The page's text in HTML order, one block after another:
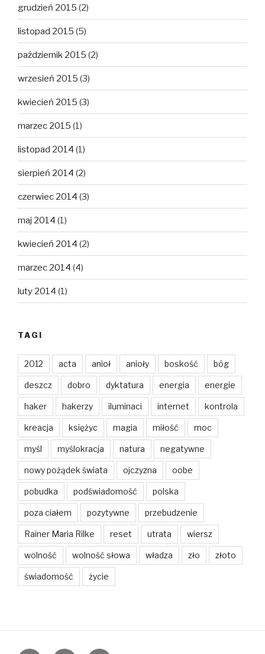
grudzień 2015 (2)
listopad 2015 (5)
październik 2015 (2)
wrzesień 2015 (3)
kwiecień 2015 (3)
marzec 2015 (1)
listopad 2014 (1)
sierpień 2014 (2)
czerwiec 2014 (3)
maj 2014 (1)
kwiecień 2014 (2)
marzec 2014 (4)
luty 2014 (1)
TAGI
2012 acta anioł anioły boskość bóg
deszcz dobro dyktatura energia energie
haker hakerzy iluminaci internet kontrola
kreacja księżyc magia miłość moc
myśl myślokracja natura negatywne
nowy pożądek świata ojczyzna oobe
pobudka podświadomość polska
poza ciałem pozytywne przebudzenie
Rainer Maria Rilke reset utrata wiersz
wolność wolność słowa władza zło złoto
świadomość życie